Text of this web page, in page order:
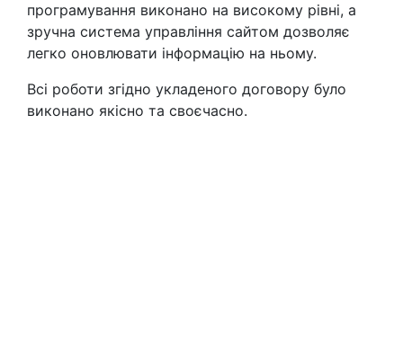
програмування виконано на високому рівні, а
зручна система управління сайтом дозволяє
легко оновлювати інформацію на ньому.
Всі роботи згідно укладеного договору було
виконано якісно та своєчасно.